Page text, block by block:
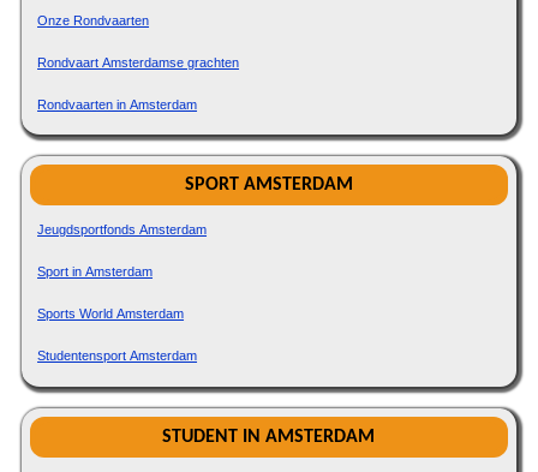
Onze Rondvaarten
Rondvaart Amsterdamse grachten
Rondvaarten in Amsterdam
SPORT AMSTERDAM
Jeugdsportfonds Amsterdam
Sport in Amsterdam
Sports World Amsterdam
Studentensport Amsterdam
STUDENT IN AMSTERDAM